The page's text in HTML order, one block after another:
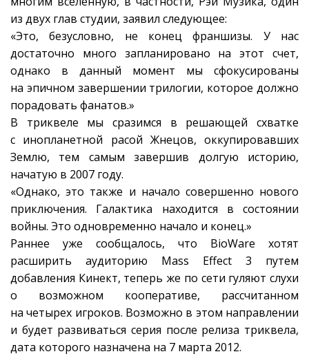
из двух глав студии, заявил следующее:
«Это, безусловно, не конец франшизы. У нас
достаточно много запланировано на этот счет,
однако в данный момент мы сфокусированы
на эпичном завершении трилогии, которое должно
порадовать фанатов.»
В триквеле мы сразимся в решающей схватке
с инопланетной расой Жнецов, оккупировавших
Землю, тем самым завершив долгую историю,
начатую в 2007 году.
«Однако, это также и начало совершенно нового
приключения. Галактика находится в состоянии
войны. Это одновременно начало и конец.»
Раннее уже сообщалось, что BioWare хотят
расширить аудиторию Mass Effect 3 путем
добавления Кинект, теперь же по сети гуляют слухи
о возможном кооперативе, рассчитанном
на четырех игроков. Возможно в этом направлении
и будет развиваться серия после релиза триквела,
дата которого назначена на 7 марта 2012.